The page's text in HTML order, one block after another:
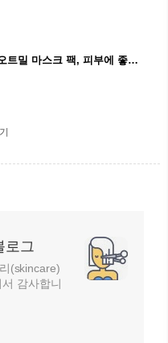
집에서 만드는 천연 오트밀 마스크 팩, 피부에 좋은 이유는?
로그
(skincare)
감사합니